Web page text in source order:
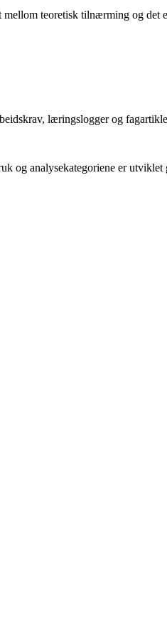
teoretisk tilnærming og det
læringslogger og
og analysekategoriene er